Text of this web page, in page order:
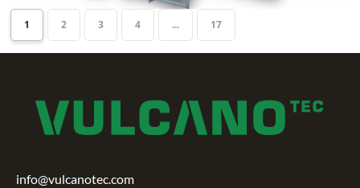
1 2 3 4 ... 17
info@vulcanotec.com